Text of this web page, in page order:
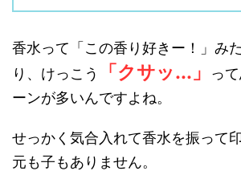
香水って「この香り好きー！」み
り、けっこう
「クサッ...」
っ
ーンが多いんですよね。
せっかく気合入れて香水を振って
元も子もありません。